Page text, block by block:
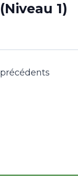
(Niveau 1)
précédents